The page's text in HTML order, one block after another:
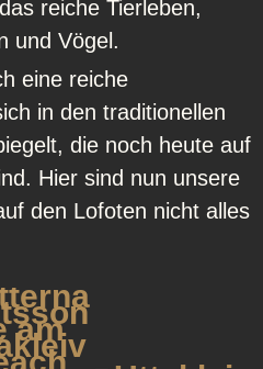
reiche Tierleben,
und Vögel.
eine reiche
in den traditionellen
die noch heute auf
Hier sind nun unsere
den Lofoten nicht alles